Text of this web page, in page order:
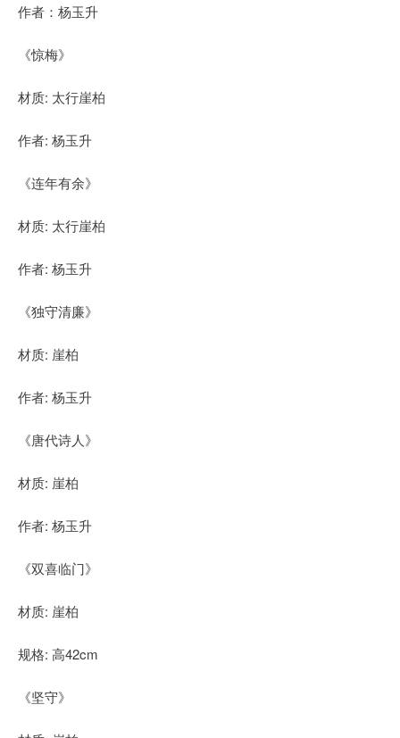
作者：杨玉升
《惊梅》
材质: 太行崖柏
作者: 杨玉升
《连年有余》
材质: 太行崖柏
作者: 杨玉升
《独守清廉》
材质: 崖柏
作者: 杨玉升
《唐代诗人》
材质: 崖柏
作者: 杨玉升
《双喜临门》
材质: 崖柏
规格: 高42cm
《坚守》